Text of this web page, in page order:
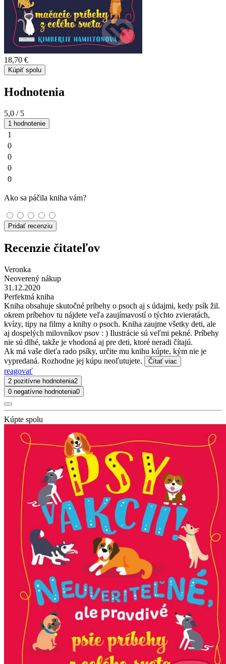
18,70 €
Kúpiť spolu
Hodnotenia
5,0 / 5
1 hodnotenie
1
0
0
0
0
Ako sa páčila kniha vám?
Pridať recenziu
Recenzie čitateľov
Veronka
Neoverený nákup
31.12.2020
Perfektná kniha
Kniha obsahuje skutočné príbehy o psoch aj s údajmi, kedy psík žil.
okrem príbehov tu nájdete veľa zaujímavostí o týchto zvieratách,
kvízy, tipy na filmy a knihy o psoch. Kniha zaujme všetky deti, ale
aj dospelých milovníkov psov : ) Ilustrácie sú veľmi pekné. Príbehy
nie sú dlhé, takže je vhodoná aj pre deti, ktoré neradi čítajú.
Ak má vaše dieťa rado psíky, určite mu knihu kúpte, kým nie je
vypredaná. Rozhodne jej kúpu neoľutujete.
Čítať viac
reagovať
2 pozitívne hodnotenia2
0 negatívne hodnotenia0
Kúpte spolu